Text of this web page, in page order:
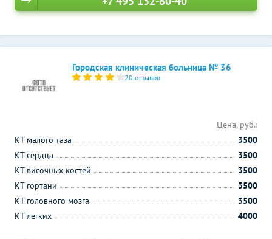
Городская клиническая больница № 36
20 отзывов
Цена, руб.:
КТ малого таза
3500
КТ сердца
3500
КТ височных костей
3500
КТ гортани
3500
КТ головного мозга
3500
КТ легких
4000